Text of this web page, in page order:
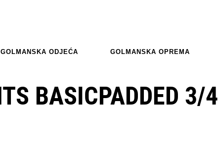
GOLMANSKA ODJEĆA GOLMANSKA OPREMA
BASICPADDED 3/4